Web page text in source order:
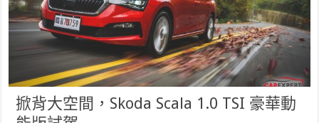
掀背大空間，Skoda Scala 1.0 TSI 豪華動